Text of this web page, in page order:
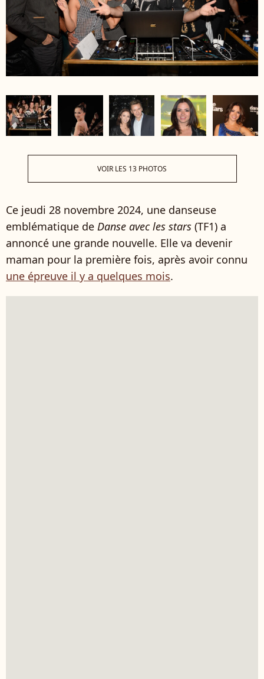
VOIR LES 13 PHOTOS
Ce jeudi 28 novembre 2024, une danseuse
emblématique de Danse avec les stars (TF1) a
annoncé une grande nouvelle. Elle va devenir
maman pour la première fois, après avoir connu
une épreuve il y a quelques mois.